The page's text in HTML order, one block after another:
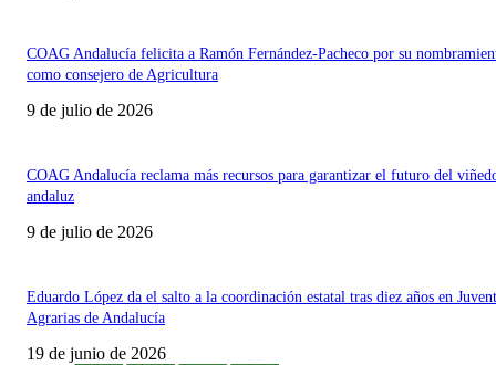
COAG Andalucía felicita a Ramón Fernández-Pacheco por su
como consejero de Agricultura
9 de julio de 2026
COAG Andalucía reclama más recursos para garantizar el futuro del
andaluz
9 de julio de 2026
Eduardo López da el salto a la coordinación estatal tras diez años en
Agrarias de Andalucía
19 de junio de 2026